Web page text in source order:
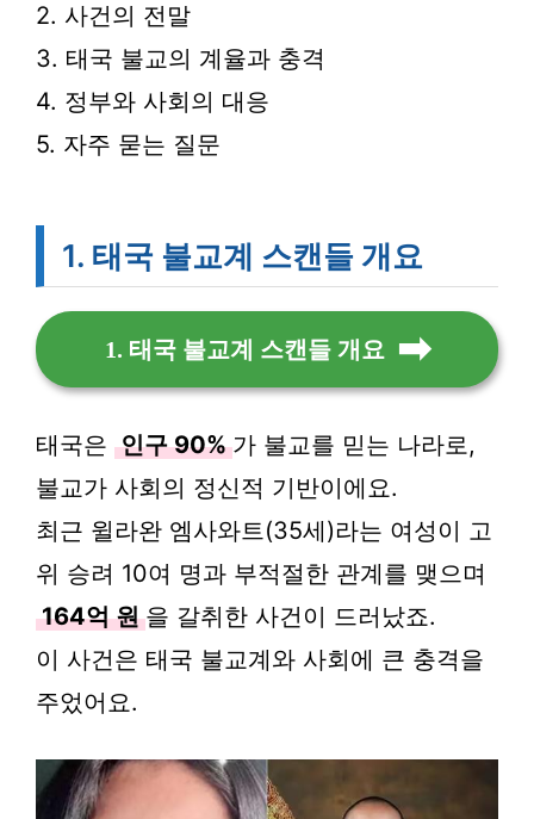
2. 사건의 전말
3. 태국 불교의 계율과 충격
4. 정부와 사회의 대응
5. 자주 묻는 질문
1. 태국 불교계 스캔들 개요
1. 태국 불교계 스캔들 개요
태국은 인구 90% 가 불교를 믿는 나라로,
불교가 사회의 정신적 기반이에요.
최근 윌라완 엠사와트(35세)라는 여성이 고
위 승려 10여 명과 부적절한 관계를 맺으며
164억 원 을 갈취한 사건이 드러났죠.
이 사건은 태국 불교계와 사회에 큰 충격을
주었어요.